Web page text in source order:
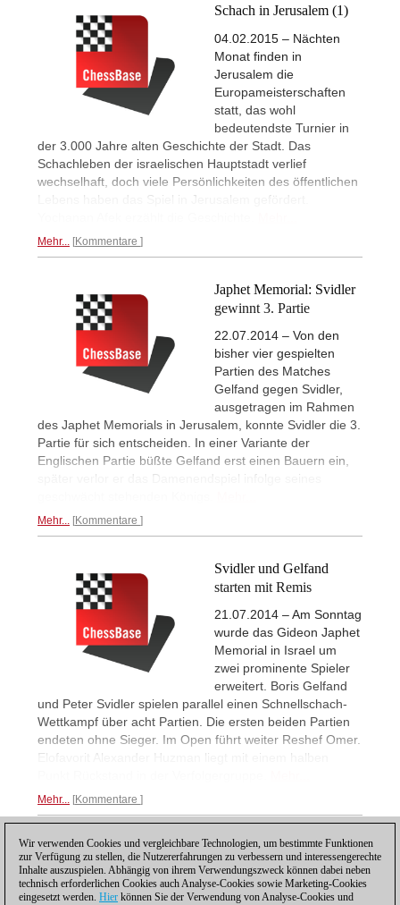
Schach in Jerusalem (1)
04.02.2015 – Nächten
Monat finden in
Jerusalem die
Europameisterschaften
statt, das wohl
bedeutendste Turnier in
der 3.000 Jahre alten Geschichte der Stadt. Das
Schachleben der israelischen Hauptstadt verlief
wechselhaft, doch viele Persönlichkeiten des öffentlichen
Lebens haben das Spiel in Jerusalem gefördert.
Mehr... Kommentare
Japhet Memorial: Svidler
gewinnt 3. Partie
22.07.2014 – Von den
bisher vier gespielten
Partien des Matches
Gelfand gegen Svidler,
ausgetragen im Rahmen
des Japhet Memorials in Jerusalem, konnte Svidler die 3.
Partie für sich entscheiden. In einer Variante der
Englischen Partie büßte Gelfand erst einen Bauern ein,
später verlor er das Damenendspiel infolge seines
Mehr... Kommentare
Svidler und Gelfand
starten mit Remis
21.07.2014 – Am Sonntag
wurde das Gideon Japhet
Memorial in Israel um
zwei prominente Spieler
erweitert. Boris Gelfand
und Peter Svidler spielen parallel einen Schnellschach-
Wettkampf über acht Partien. Die ersten beiden Partien
endeten ohne Sieger. Im Open führt weiter Reshef Omer.
Elofavorit Alexander Huzman liegt mit einem halben
Mehr... Kommentare
1
Wir verwenden Cookies und vergleichbare Technologien, um bestimmte Funktionen
zur Verfügung zu stellen, die Nutzererfahrungen zu verbessern und interessengerechte
Inhalte auszuspielen. Abhängig von ihrem Verwendungszweck können dabei neben
technisch erforderlichen Cookies auch Analyse-Cookies sowie Marketing-Cookies
eingesetzt werden. Hier können Sie der Verwendung von Analyse-Cookies und